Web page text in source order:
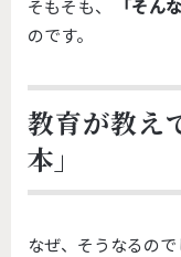
そもそも、 「そん
のです。
教育が教え
本」
なぜ、そうなるので